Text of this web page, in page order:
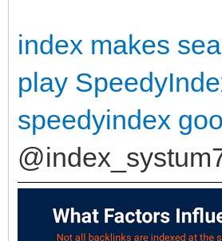
index makes
play
speedyindex